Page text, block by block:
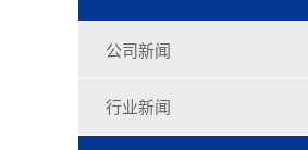
公司新闻
行业新闻